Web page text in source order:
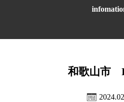
和歌山市